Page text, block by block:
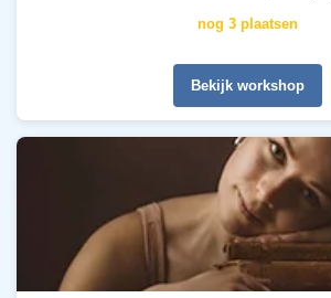
nog 3 plaatsen
Bekijk workshop